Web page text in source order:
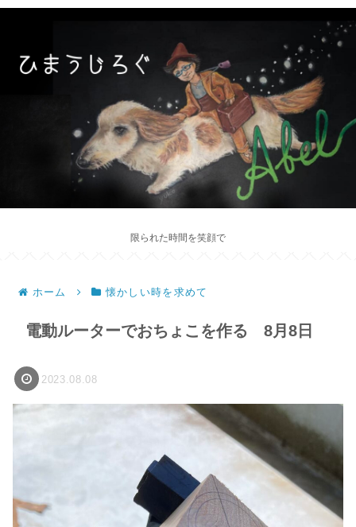
限られた時間を笑顔で
ホーム 懐かしい時を求めて
電動ルーターでおちょこを作る 8月8日
2023.08.08